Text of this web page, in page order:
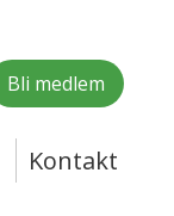
Bli medlem
Kontakt